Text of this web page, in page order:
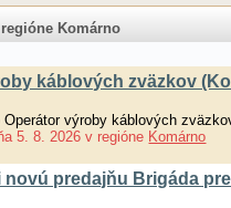
Komárno
káblových zväzkov
Operátor výroby káblových
5. 8. 2026 v regióne Komárno
novú predajňu Brigáda